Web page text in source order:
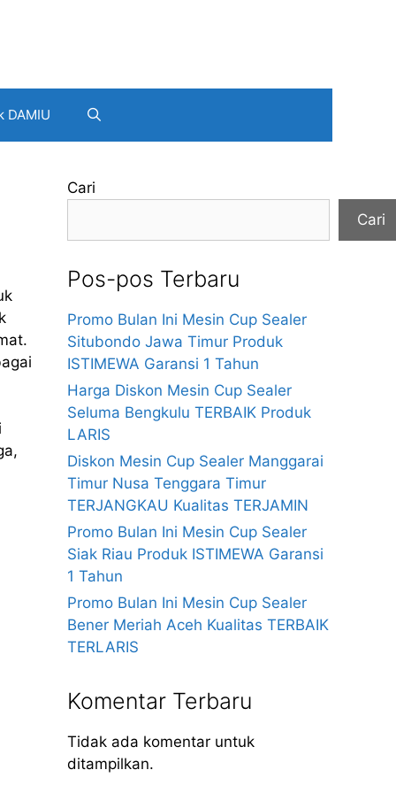
DAMIU
Cari
Cari
Pos-pos Terbaru
Promo Bulan Ini Mesin Cup Sealer
Situbondo Jawa Timur Produk
ISTIMEWA Garansi 1 Tahun
Harga Diskon Mesin Cup Sealer
Seluma Bengkulu TERBAIK Produk
LARIS
Diskon Mesin Cup Sealer Manggarai
Timur Nusa Tenggara Timur
TERJANGKAU Kualitas TERJAMIN
Promo Bulan Ini Mesin Cup Sealer
Siak Riau Produk ISTIMEWA Garansi
1 Tahun
Promo Bulan Ini Mesin Cup Sealer
Bener Meriah Aceh Kualitas TERBAIK
TERLARIS
Komentar Terbaru
Tidak ada komentar untuk
ditampilkan.